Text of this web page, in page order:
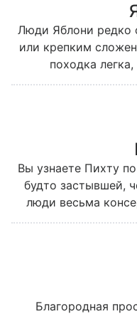
Люди Яблони редко
или крепким
походка
сентиментальна;
любви и брака; но
оставляют ее
радоваться
мнении других и не
Вы узнаете Пихту
будто застывшей,
люди весьма
традициям как в
Пихта
себя всего самого
отношение
ней будет
не
Благородная